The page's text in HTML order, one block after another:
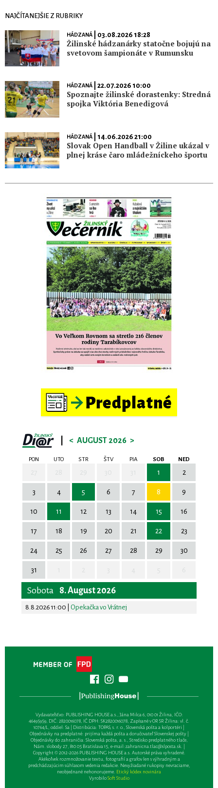
NAJČÍTANEJŠIE Z RUBRIKY
HÁDZANÁ| 03.08.2026 18:28
Žilinské hádzanárky statočne bojujú na
svetovom šampionáte v Rumunsku
HÁDZANÁ| 22.07.2026 10:00
Spoznajte žilinské dorastenky: Stredná
spojka Viktória Benedigová
HÁDZANÁ| 14.06.2026 21:00
Slovak Open Handball v Žiline ukázal v
plnej kráse čaro mládežníckeho športu
< AUGUST 2026 >
PON UTO STR ŠTV PIA SOB NED
1 2
3 4 5 6 7 8 9
10 11 12 13 14 15 16
17 18 19 20 21 22 23
24 25 26 27 28 29 30
31
Sobota 8. August 2026
8.8.2026 11:00 Opekačka vo Vrátnej
Vydavateľsťvo: PUBLISHING HOUSE a.s., Jána Milca 6, 010 01 Žilina, IČO:
46495959, DIČ: 2820016078, IČ DPH: SK2820016078, Zapísané v OR SR Žilina: vl. č.
10764/L, oddiel: Sa | Distribúcia: TOPAS, s. r. o., Slovenská pošta a kolportéri |
Objednávky na predplatné: prijíma každá pošta a doručovateľ Slovenskej pošty |
Objednávky do zahraničia: Slovenská pošta, a. s., Stredisko predplatného tlače,
Nám. slobody 27, 810 05 Bratislava 15, e-mail:zahranicna.tlac@slposta.sk. |
Copyright © 2012-2026 PUBLISHING HOUSE a.s. Autorské práva vyhradené.
Akékoľvek rozmnožovanie textu, fotografií a grafov len s výhradným a
predchádzajúcim súhlasom vedenia redakcie. Nevyžiadané rukopisy nevraciame,
neobjednané nehonorujeme. Etický kódex novinára
VyrobiloSoft Studio